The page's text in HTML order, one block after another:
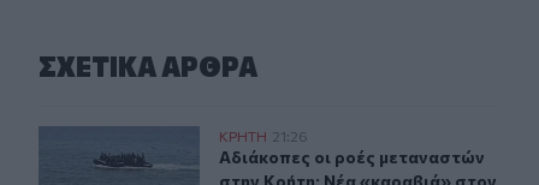
ΣΧΕΤΙΚA AΡΘΡΑ
Αδιάκοπες οι ροές μεταναστών στην Κρήτη: Νέα
ΚΡΗΤΗ 21:26
Αδιάκοπες οι ροές μεταναστών
Αδιάκοπες οι ροές μεταναστών